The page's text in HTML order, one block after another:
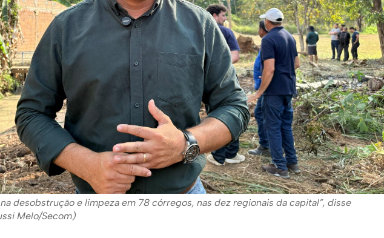
desobstrução e limpeza em 78 córregos, nas dez regionais da capital”, disse
Melo/Secom)